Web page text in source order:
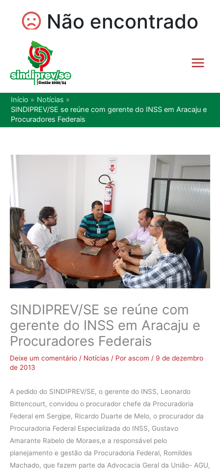
Início
Notícias
SINDIPREV/SE se reúne com gerente do INSS em Aracaju e
Procuradores Federais
SINDIPREV/SE se reúne com
gerente do INSS em Aracaju e
Procuradores Federais
Deixe um comentário / Notícias / Por ascom / 9 de dezembro
de 2013
A pedido do SINDIPREV/SE, o gerente do INSS, Leonardo
Bittencourt, convidou o procurador chefe da Procuradoria
Federal em Sergipe, Ricardo Duarte de Melo, o procurador da
Procuradoria Federal Especializada do INSS, Gustavo
Amarante Rabelo de Moraes,e a responsável pelo
planejamento e gestão da Procuradoria Federal, Romildes
Machado, que fazem parte da Advocacia Geral da União- AGU,